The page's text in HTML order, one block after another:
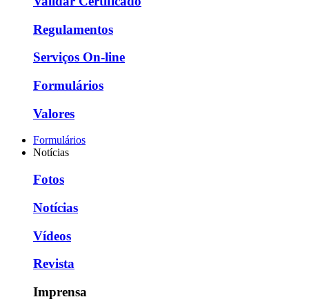
Regulamentos
Serviços On-line
Formulários
Valores
Formulários
Notícias
Fotos
Notícias
Vídeos
Revista
Imprensa